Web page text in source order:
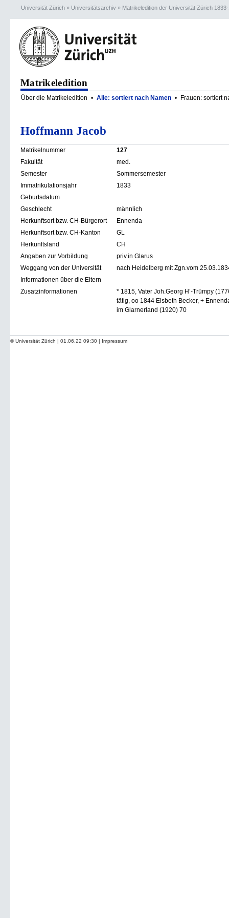
Universität Zürich » Universitätsarchiv » Matrikeledition der Universität Zürich
Matrikeledition
Über die Matrikeledition • Alle: sortiert nach Namen • Frauen: sortiert
Hoffmann Jacob
Matrikelnummer
127
Fakultät
med.
Semester
Sommersemester
Immatrikulationsjahr
1833
Geburtsdatum
Geschlecht
männlich
Herkunftsort bzw. CH-Bürgerort
Ennenda
Herkunftsort bzw. CH-Kanton
GL
Herkunftsland
CH
Angaben zur Vorbildung
priv.in Glarus
Weggang von der Universität
nach Heidelberg mit Zgn.vom
Informationen über die Eltern
Zusatzinformationen
* 1815, Vater Joh.Georg H’-Trümpy
tätig, oo 1844 Elsbeth Becker, +
im Glarnerland (1920) 70
© Universität Zürich | 01.06.22 09:30 | Impressum